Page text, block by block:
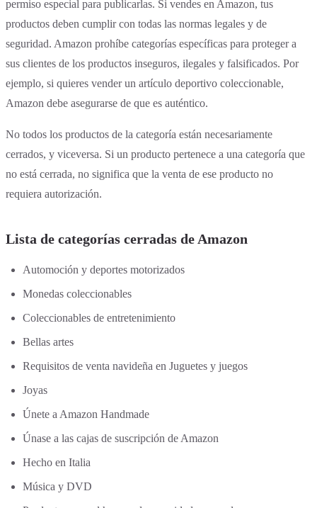
permiso especial para publicarlas. Si vendes en Amazon, tus
productos deben cumplir con todas las normas legales y de
seguridad. Amazon prohíbe categorías específicas para proteger a
sus clientes de los productos inseguros, ilegales y falsificados. Por
ejemplo, si quieres vender un artículo deportivo coleccionable,
Amazon debe asegurarse de que es auténtico.
No todos los productos de la categoría están necesariamente
cerrados, y viceversa. Si un producto pertenece a una categoría que
no está cerrada, no significa que la venta de ese producto no
requiera autorización.
Lista de categorías cerradas de Amazon
Automoción y deportes motorizados
Monedas coleccionables
Coleccionables de entretenimiento
Bellas artes
Requisitos de venta navideña en Juguetes y juegos
Joyas
Únete a Amazon Handmade
Únase a las cajas de suscripción de Amazon
Hecho en Italia
Música y DVD